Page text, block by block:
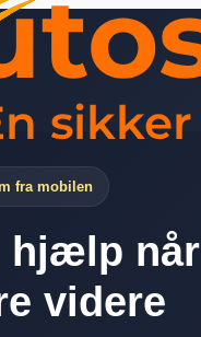
fra mobilen
hjælp når
videre